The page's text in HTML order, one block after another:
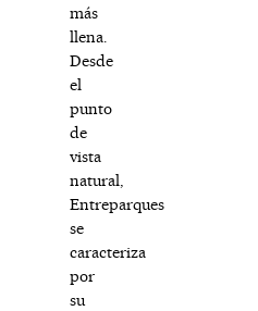
más
llena.
Desde
el
punto
de
vista
natural,
Entreparques
se
caracteriza
por
su